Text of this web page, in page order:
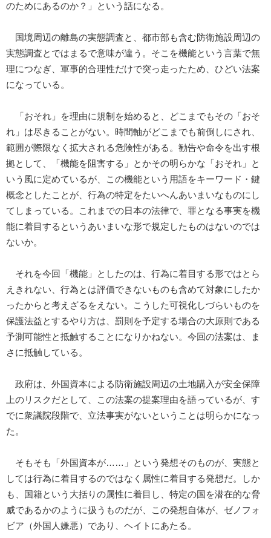
のためにあるのか？」という話になる。
国境周辺の離島の実態調査と、都市部も含む防衛施設周辺の
実態調査とではまるで意味が違う。そこを機能という言葉で無
理につなぎ、軍事的合理性だけで突っ走ったため、ひどい法案
になっている。
「おそれ」を理由に規制を始めると、どこまでもその「おそ
れ」は尽きることがない。時間軸がどこまでも前倒しにされ、
範囲が際限なく拡大される危険性がある。勧告や命令を出す根
拠として、「機能を阻害する」とかその明らかな「おそれ」と
いう風に定めているが、この機能という用語をキーワード・鍵
概念としたことが、行為の特定をたいへんあいまいなものにし
てしまっている。これまでの日本の法律で、罪となる事実を機
能に着目するというあいまいな形で規定したものはないのでは
ないか。
それを今回「機能」としたのは、行為に着目する形ではとら
えきれない、行為とは評価できないものも含めて対象にしたか
ったからと考えざるをえない。こうした可視化しづらいものを
保護法益とするやり方は、罰則を予定する場合の大原則である
予測可能性と抵触することになりかねない。今回の法案は、ま
さに抵触している。
政府は、外国資本による防衛施設周辺の土地購入が安全保障
上のリスクだとして、この法案の提案理由を語っているが、す
でに衆議院段階で、立法事実がないということは明らかになっ
た。
そもそも「外国資本が……」という発想そのものが、実態と
しては行為に着目するのではなく属性に着目する発想だ。しか
も、国籍という大括りの属性に着目し、特定の国を潜在的な脅
威であるかのように扱うものだが、この発想自体が、ゼノフォ
ビア（外国人嫌悪）であり、ヘイトにあたる。